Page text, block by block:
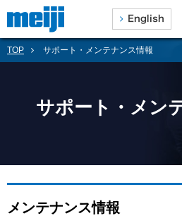
TOP サポート・メンテナンス情報
サポート・メン
メンテナンス情報